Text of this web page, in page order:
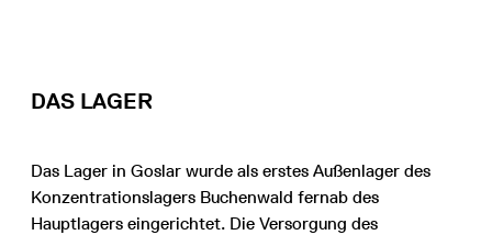
DAS LAGER
Das Lager in Goslar wurde als erstes Außenlager des
Konzentrationslagers Buchenwald fernab des
Hauptlagers eingerichtet. Die Versorgung des